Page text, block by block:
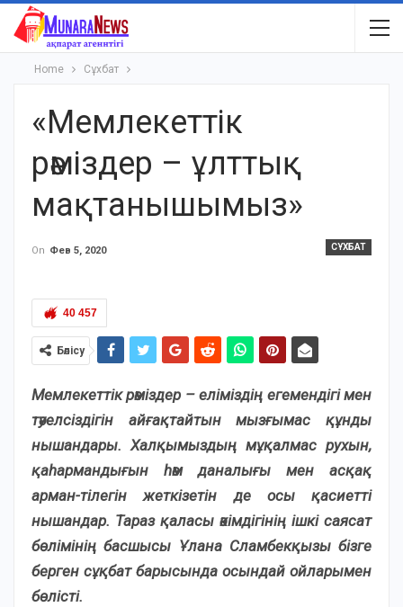
Home Сұхбат
«Мемлекеттік
рәміздер – ұлттық
мақтанышымыз»
СҰХБАТ
On Фев 5, 2020
40 457
Бөлісу
Мемлекеттік рәміздер – еліміздің егемендігі мен
тәуелсіздігін айғақтайтын мызғымас құнды
нышандары. Халқымыздың мұқалмас рухын,
қаһармандығын һәм даналығы мен асқақ
арман-тілегін жеткізетін де осы қасиетті
нышандар. Тараз қаласы әкімдігінің ішкі саясат
бөлімінің басшысы Ұлана Сламбекқызы бізге
берген сұқбат барысында осындай ойларымен
бөлісті.